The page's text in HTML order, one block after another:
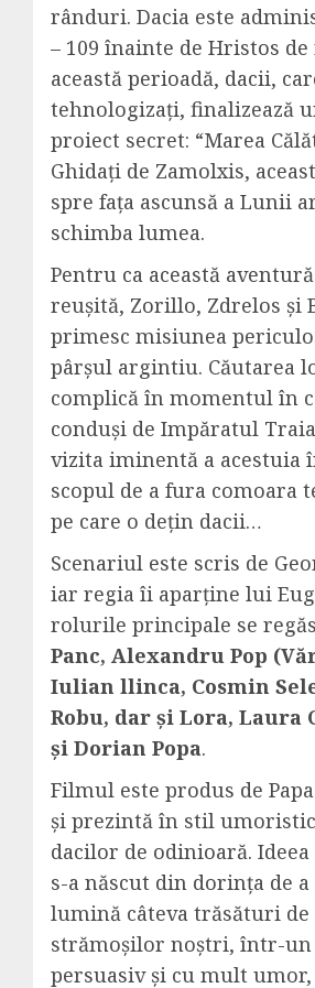
rânduri. Dacia este
– 109 înainte de Hristos
această perioadă, dacii,
tehnologizați, finalizează
proiect secret: “Marea
Ghidați de Zamolxis,
spre fața ascunsă a Lunii
schimba lumea.
Pentru ca această
reușită, Zorillo, Zdrelos și
primesc misiunea
pârșul argintiu. Căutarea
complică în momentul în
conduși de Impăratul
vizita iminentă a acestuia
scopul de a fura comoara
pe care o dețin dacii…
Scenariul este scris de
iar regia îi aparține lui
rolurile principale se
Panc, Alexandru Pop
Iulian llinca, Cosmin
Robu, dar și Lora, Laura
și Dorian Popa.
Filmul este produs de
și prezintă în stil
dacilor de odinioară.
s-a născut din dorința de
lumină câteva trăsături de
strămoșilor noștri, într-un
persuasiv și cu mult